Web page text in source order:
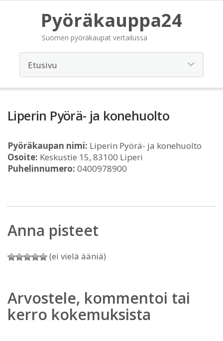
Pyöräkauppa24
Suomen pyöräkaupat vertailussa
Liperin Pyörä- ja konehuolto
Pyöräkaupan nimi: Liperin Pyörä- ja konehuolto
Osoite: Keskustie 15, 83100 Liperi
Puhelinnumero: 0400978900
Anna pisteet
(ei vielä ääniä)
Arvostele, kommentoi tai
kerro kokemuksista